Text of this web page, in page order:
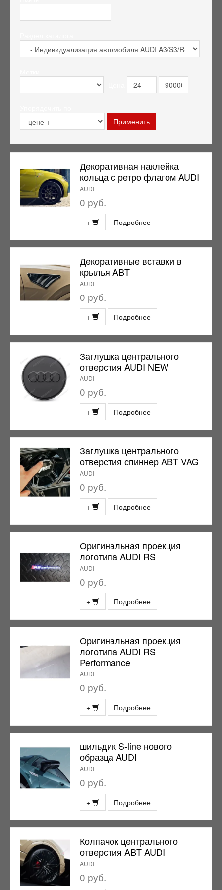
Декоративная наклейка
кольца с ретро флагом AUDI
AUDI
0 руб.
+ Подробнее
Декоративные вставки в
крылья ABT
AUDI
0 руб.
+ Подробнее
Заглушка центрального
отверстия AUDI NEW
AUDI
0 руб.
+ Подробнее
Заглушка центрального
отверстия спиннер ABT VAG
AUDI
0 руб.
+ Подробнее
Оригинальная проекция
логотипа AUDI RS
AUDI
0 руб.
+ Подробнее
Оригинальная проекция
логотипа AUDI RS
Performance
AUDI
0 руб.
+ Подробнее
шильдик S-line нового
образца AUDI
AUDI
0 руб.
+ Подробнее
Колпачок центрального
отверстия ABT AUDI
AUDI
0 руб.